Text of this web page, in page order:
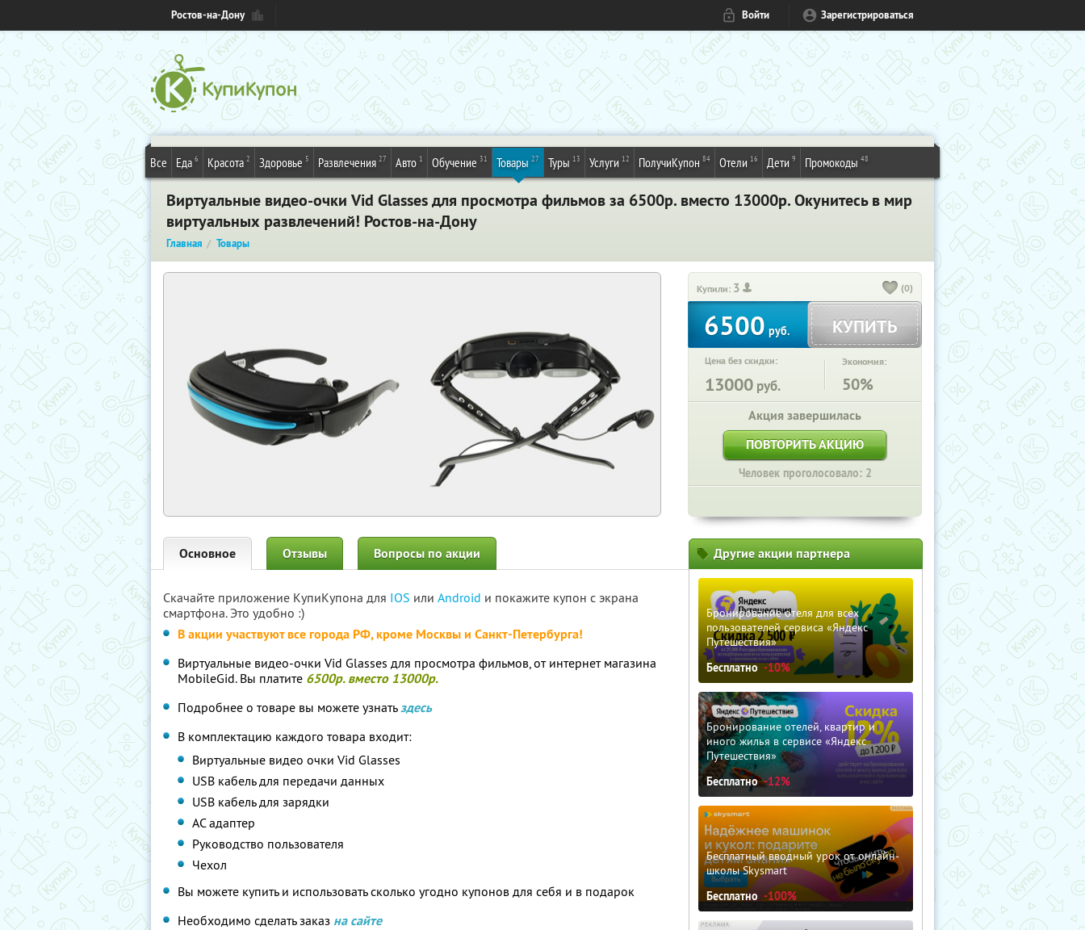
Ростов-на-Дону Войти Зарегистрироваться
Все Еда 6 Красота 2 Здоровье 5 Развлечения 27 Авто 1 Обучение 31 Товары 27 Туры 13 Услуги 12 ПолучиКупон 84 Отели 16 Дети 9 Промокоды 48
Виртуальные видео-очки Vid Glasses для просмотра фильмов за 6500р. вместо 13000р. Окунитесь в мир
виртуальных развлечений! Ростов-на-Дону
Главная Товары
Купили: 3 (0)
6500руб. КУПИТЬ
Цена без скидки:
13000 руб.
Экономия:
50%
Акция завершилась
ПОВТОРИТЬ АКЦИЮ
Человек проголосовало: 2
Основное Отзывы Вопросы по акции
Скачайте приложение КупиКупона для IOS или Android и покажите купон с экрана
смартфона. Это удобно :)
В акции участвуют все города РФ, кроме Москвы и Санкт-Петербурга!
Виртуальные видео-очки Vid Glasses для просмотра фильмов, от интернет магазина
MobileGid. Вы платите 6500р. вместо 13000р.
Подробнее о товаре вы можете узнатьздесь
В комплектацию каждого товара входит:
Виртуальные видео очки Vid Glasses
USB кабель для передачи данных
USB кабель для зарядки
AC адаптер
Руководство пользователя
Чехол
Вы можете купить и использовать сколько угодно купонов для себя и в подарок
Необходимо сделать заказ на сайте
Другие акции партнера
Бронирование отеля для всех
пользователей сервиса «Яндекс
Путешествия»
Бесплатно -10%
Бронирование отелей, квартир и
иного жилья в сервисе «Яндекс
Путешествия»
Бесплатно -12%
Бесплатный вводный урок от онлайн-
школы Skysmart
Бесплатно -100%